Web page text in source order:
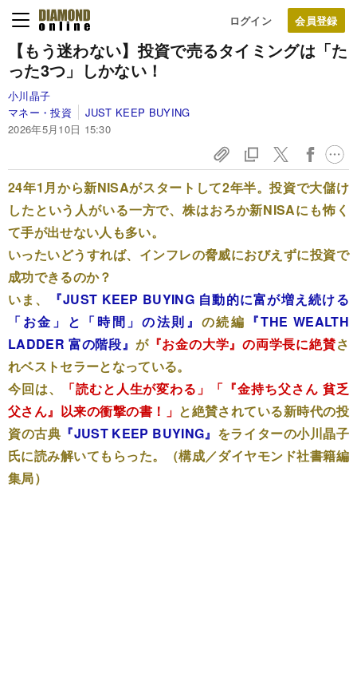
ログイン
【もう迷わない】投資で売るタイミングは「た
った3つ」しかない！
小川晶子
マネー・投資
JUST KEEP BUYING
2026年5月10日 15:30
24年1月から新NISAがスタートして2年半。投資で大儲け
したという人がいる一方で、株はおろか新NISAにも怖く
て手が出せない人も多い。
いったいどうすれば、インフレの脅威におびえずに投資で
成功できるのか？
いま、
『JUST KEEP BUYING 自動的に富が増え続ける
「お金」と「時間」の法則』 の続編 『THE WEALTH
LADDER 富の階段』 が『お金の大学』の両学長に絶賛さ
れベストセラーとなっている。
今回は、
「読むと人生が変わる」「『金持ち父さん 貧乏
父さん』以来の衝撃の書！」 と絶賛されている新時代の投
資の古典 『JUST KEEP BUYING』 をライターの小川晶子
氏に読み解いてもらった。（構成／ダイヤモンド社書籍編
集局）